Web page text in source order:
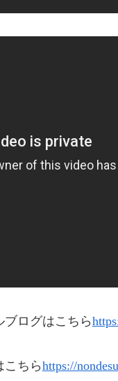
ログはこちら
こちらhttps://